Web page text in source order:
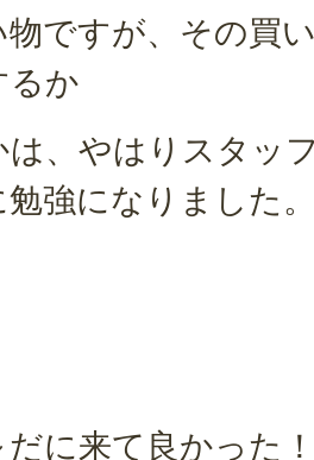
ですが、その買
るか
、やはりスタッ
強になりました
に来て良かった